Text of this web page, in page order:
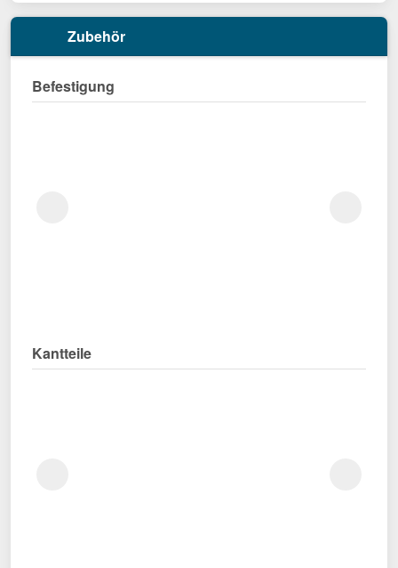
Zubehör
Befestigung
Kantteile